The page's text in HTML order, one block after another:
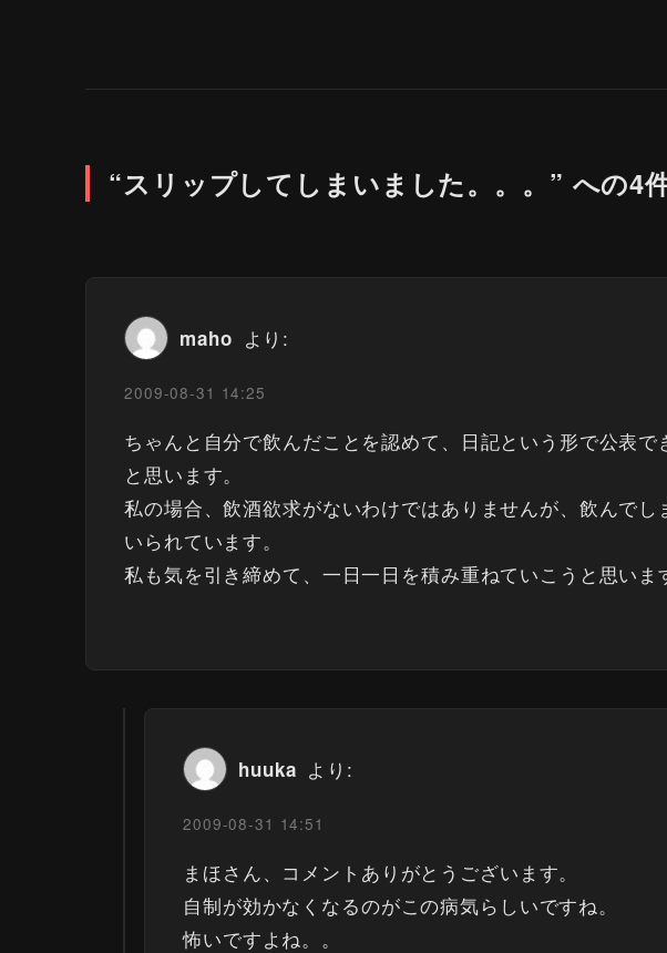
“スリップしてしまいました。。。” への4
maho より:
2009-08-31 14:25
ちゃんと自分で飲んだことを認めて、日記という形で公表
と思います。
私の場合、飲酒欲求がないわけではありませんが、飲んで
いられています。
私も気を引き締めて、一日一日を積み重ねていこうと思いま
huuka より:
2009-08-31 14:51
まほさん、コメントありがとうございます。
自制が効かなくなるのがこの病気らしいですね。
怖いですよね。。